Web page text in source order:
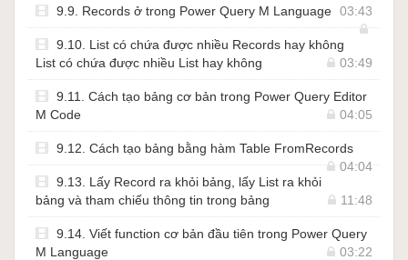
9.9. Records ở trong Power Query M Language 03:43
9.10. List có chứa được nhiều Records hay không
List có chứa được nhiều List hay không
03:49
9.11. Cách tạo bảng cơ bản trong Power Query Editor
M Code
04:05
9.12. Cách tạo bảng bằng hàm Table FromRecords
04:04
9.13. Lấy Record ra khỏi bảng, lấy List ra khỏi
bảng và tham chiếu thông tin trong bảng
11:48
9.14. Viết function cơ bản đầu tiên trong Power Query
M Language
03:22